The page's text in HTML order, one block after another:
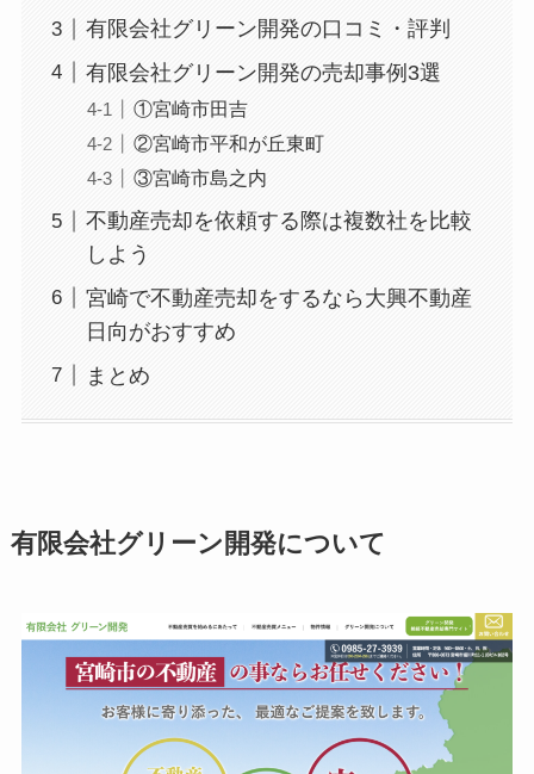
有限会社グリーン開発の口コミ・評判
有限会社グリーン開発の売却事例3選
①宮崎市田吉
②宮崎市平和が丘東町
③宮崎市島之内
不動産売却を依頼する際は複数社を比較
しよう
宮崎で不動産売却をするなら大興不動産
日向がおすすめ
まとめ
有限会社グリーン開発について